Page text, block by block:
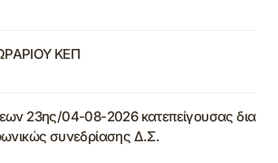
ΚΕΠ
23ης/04-08-2026 κατεπείγουσας δια
συνεδρίασης Δ.Σ.